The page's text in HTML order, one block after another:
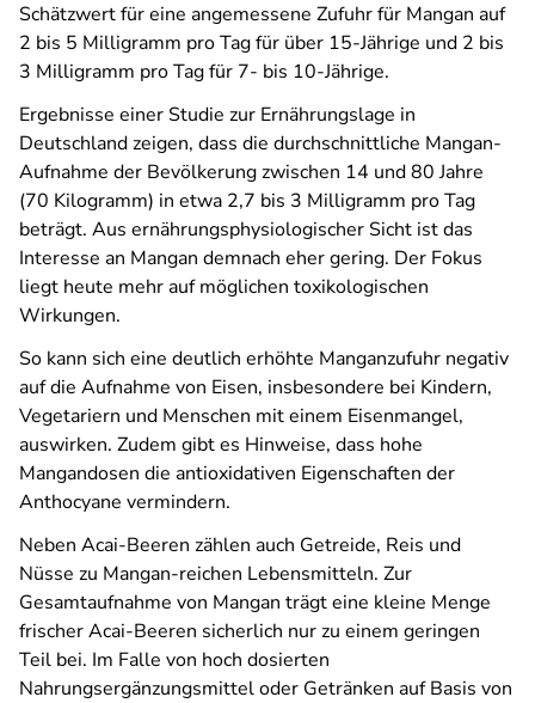
Schätzwert für eine angemessene Zufuhr für Mangan auf
2 bis 5 Milligramm pro Tag für über 15-Jährige und 2 bis
3 Milligramm pro Tag für 7- bis 10-Jährige.
Ergebnisse einer Studie zur Ernährungslage in
Deutschland zeigen, dass die durchschnittliche Mangan-
Aufnahme der Bevölkerung zwischen 14 und 80 Jahre
(70 Kilogramm) in etwa 2,7 bis 3 Milligramm pro Tag
beträgt. Aus ernährungsphysiologischer Sicht ist das
Interesse an Mangan demnach eher gering. Der Fokus
liegt heute mehr auf möglichen toxikologischen
Wirkungen.
So kann sich eine deutlich erhöhte Manganzufuhr negativ
auf die Aufnahme von Eisen, insbesondere bei Kindern,
Vegetariern und Menschen mit einem Eisenmangel,
auswirken. Zudem gibt es Hinweise, dass hohe
Mangandosen die antioxidativen Eigenschaften der
Anthocyane vermindern.
Neben Acai-Beeren zählen auch Getreide, Reis und
Nüsse zu Mangan-reichen Lebensmitteln. Zur
Gesamtaufnahme von Mangan trägt eine kleine Menge
frischer Acai-Beeren sicherlich nur zu einem geringen
Teil bei. Im Falle von hoch dosierten
Nahrungsergänzungsmittel oder Getränken auf Basis von